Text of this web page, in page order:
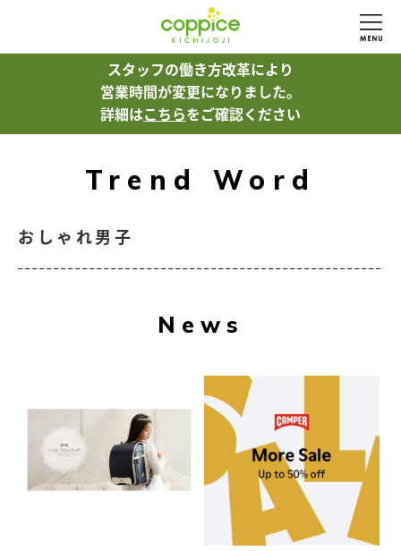
スタッフの働き方改革により
営業時間が変更になりました。
詳細はこちらをご確認ください
Trend Word
おしゃれ男子
News